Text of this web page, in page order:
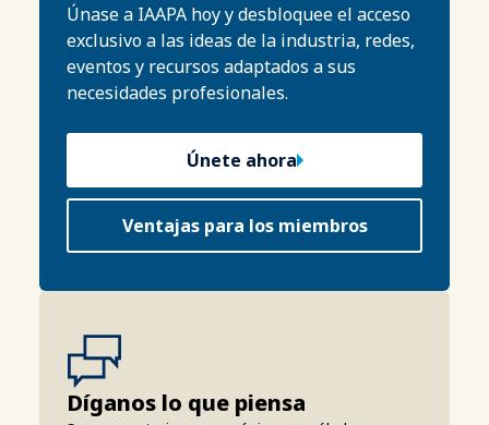
Únase a IAAPA hoy y desbloquee el acceso
exclusivo a las ideas de la industria, redes,
eventos y recursos adaptados a sus
necesidades profesionales.
Únete ahora
Ventajas para los miembros
Díganos lo que piensa